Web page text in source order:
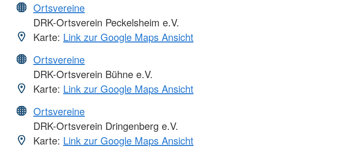
Ortsvereine
DRK-Ortsverein Peckelsheim e.V.
Karte: Link zur Google Maps Ansicht
Ortsvereine
DRK-Ortsverein Bühne e.V.
Karte: Link zur Google Maps Ansicht
Ortsvereine
DRK-Ortsverein Dringenberg e.V.
Karte: Link zur Google Maps Ansicht